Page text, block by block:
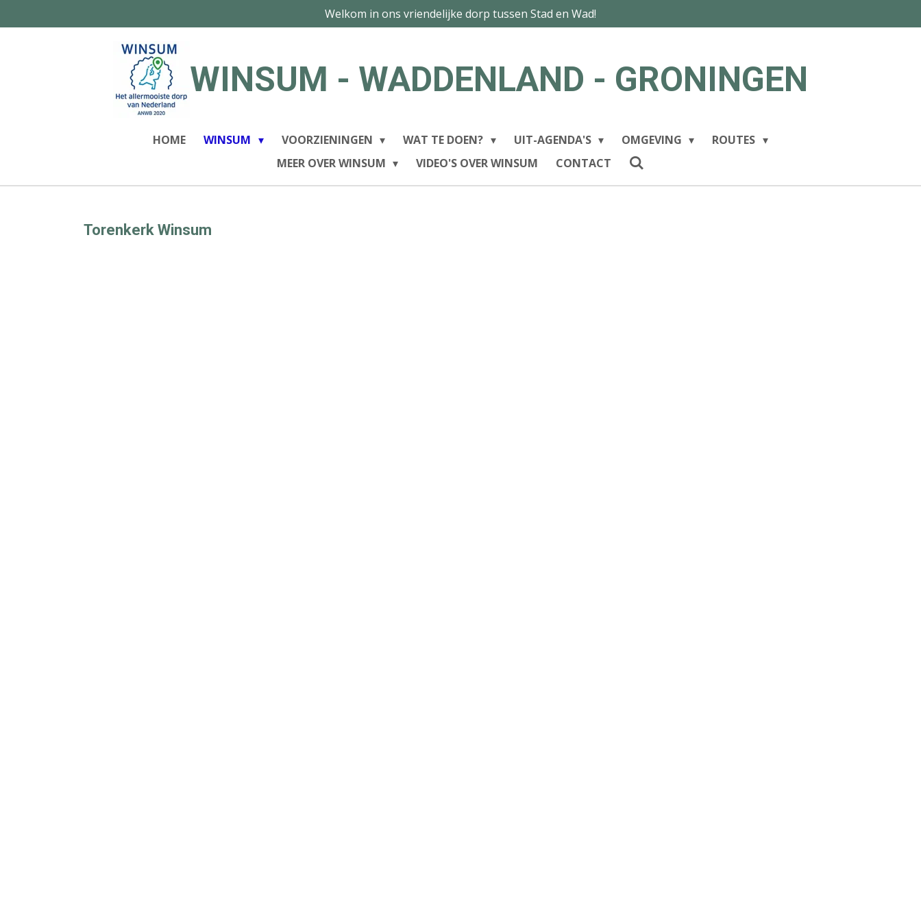
direct
Welkom in ons vriendelijke dorp tussen Stad en Wad!
WINSUM - WADDENLAND - GRONINGEN
HOME WINSUM VOORZIENINGEN WAT TE DOEN? UIT-AGENDA'S OMGEVING
ROUTES
MEER OVER WINSUM
VIDEO'S OVER WINSUM CONTACT
Torenkerk Winsum